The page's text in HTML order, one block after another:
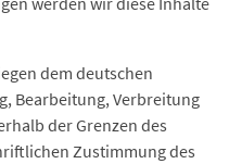
dem deutschen
Bearbeitung, Verbreitung
der Grenzen des
Zustimmung des